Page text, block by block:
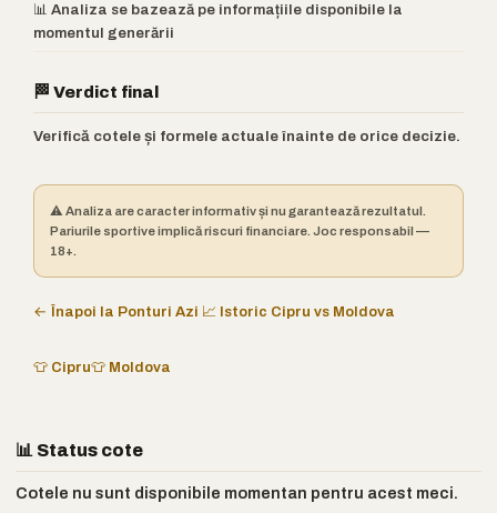
📊 Analiza se bazează pe informațiile disponibile la
momentul generării
🏁 Verdict final
Verifică cotele și formele actuale înainte de orice decizie.
⚠️ Analiza are caracter informativ și nu garantează rezultatul.
Pariurile sportive implică riscuri financiare. Joc responsabil —
18+.
← Înapoi la Ponturi Azi 📈 Istoric Cipru vs Moldova
👕 Cipru👕 Moldova
📊 Status cote
Cotele nu sunt disponibile momentan pentru acest meci.